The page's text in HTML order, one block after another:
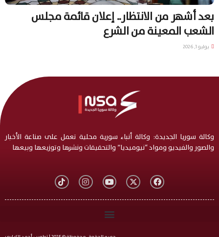
بعد أشهر من الانتظار.. إعلان قائمة مجلس
الشعب المعينة من الشرع
يوليو 1, 2026
وكالة سوريا الجديدة: وكالة أنباء سورية محلية تعمل على صناعة الأخبار
والصور والفيديو ومواد “نيوميديا” والتحقيقات ونشرها وتوزيعها وبيعها